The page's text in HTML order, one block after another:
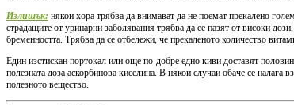
Излишък: някои хора трябва да внимават да не поемат прекалено
страдащите от уринарни заболявания трябва да се пазят от високи
бременността. Трябва да се отбележи, че прекаленото количество
Един изстискан портокал или още по-добре едно киви доставят
полезната доза аскорбинова киселина. В някои случаи обаче се
полезното вещество.